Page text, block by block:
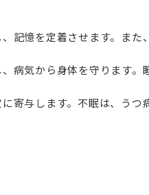
記憶を定着させます。また
病気から身体を守ります
寄与します。不眠は、う